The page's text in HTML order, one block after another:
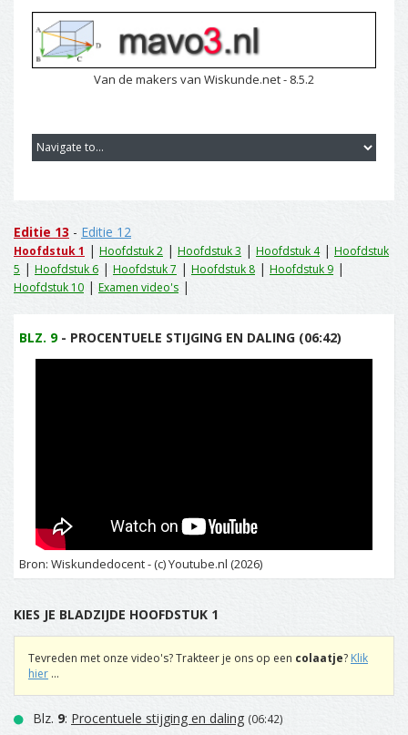
Van de makers van Wiskunde.net - 8.5.2
Editie 13 - Editie 12
Hoofdstuk 1 | Hoofdstuk 2 | Hoofdstuk 3 | Hoofdstuk 4| Hoofdstuk
5 | Hoofdstuk 6 | Hoofdstuk 7 | Hoofdstuk 8 | Hoofdstuk 9 |
Hoofdstuk 10 | Examen video's |
BLZ. 9- PROCENTUELE STIJGING EN DALING (06:42)
Bron: Wiskundedocent - (c) Youtube.nl (2026)
KIES JE BLADZIJDE HOOFDSTUK 1
Tevreden met onze video's? Trakteer je ons op een colaatje? Klik
hier ...
Blz. 9: Procentuele stijging en daling (06:42)